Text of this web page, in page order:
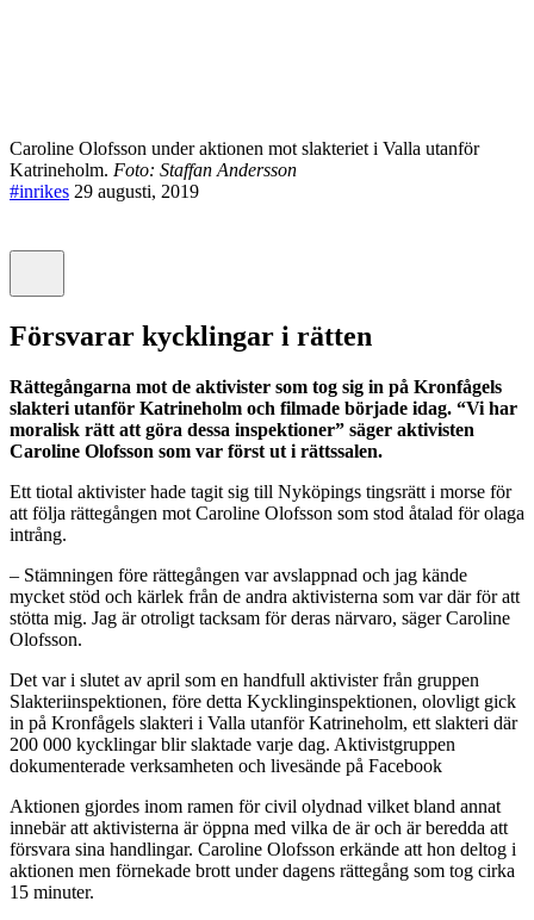
Caroline Olofsson under aktionen mot slakteriet i Valla utanför
Katrineholm. Foto: Staffan Andersson
#inrikes 29 augusti, 2019
Försvarar kycklingar i rätten
Rättegångarna mot de aktivister som tog sig in på Kronfågels
slakteri utanför Katrineholm och filmade började idag. “Vi har
moralisk rätt att göra dessa inspektioner” säger aktivisten
Caroline Olofsson som var först ut i rättssalen.
Ett tiotal aktivister hade tagit sig till Nyköpings tingsrätt i morse för
att följa rättegången mot Caroline Olofsson som stod åtalad för olaga
intrång.
– Stämningen före rättegången var avslappnad och jag kände
mycket stöd och kärlek från de andra aktivisterna som var där för att
stötta mig. Jag är otroligt tacksam för deras närvaro, säger Caroline
Olofsson.
Det var i slutet av april som en handfull aktivister från gruppen
Slakteriinspektionen, före detta Kycklinginspektionen, olovligt gick
in på Kronfågels slakteri i Valla utanför Katrineholm, ett slakteri där
200 000 kycklingar blir slaktade varje dag. Aktivistgruppen
dokumenterade verksamheten och livesände på Facebook
Aktionen gjordes inom ramen för civil olydnad vilket bland annat
innebär att aktivisterna är öppna med vilka de är och är beredda att
försvara sina handlingar. Caroline Olofsson erkände att hon deltog i
aktionen men förnekade brott under dagens rättegång som tog cirka
15 minuter.